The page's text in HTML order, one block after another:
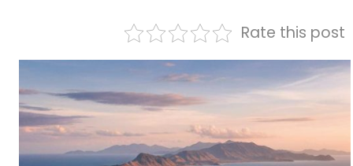
Rate this post